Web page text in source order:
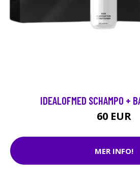
IDEALOFMED SCHAMPO +
60 EUR
MER INFO!